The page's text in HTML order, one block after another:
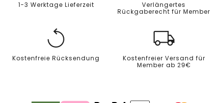
1-3 Werktage Lieferzeit
Verlängertes
Rückgaberecht für Member
Kostenfreie Rücksendung
Kostenfreier Versand für
Member ab 29€